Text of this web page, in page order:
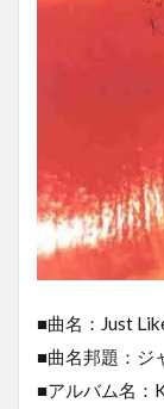
■曲名：Just
■曲名邦題：ジ
■アルバム名：